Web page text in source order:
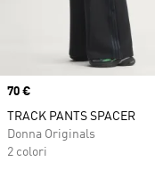
Price
70 €
TRACK PANTS SPACER
Donna Originals
2 colori